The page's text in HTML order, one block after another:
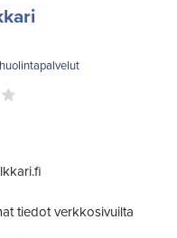
tiedot verkkosivuilta